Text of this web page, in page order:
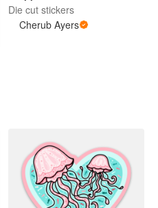
Die cut stickers
Cherub Ayers